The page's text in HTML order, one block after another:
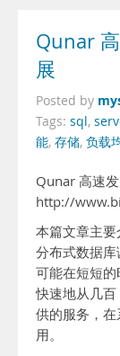
Qunar
展
Posted by
Tags: sql,
能, 存储, 负载
Qunar 高速
http://
本篇文章主要
分布式数据
可能在短短
快速地从几
供的服务，
用。